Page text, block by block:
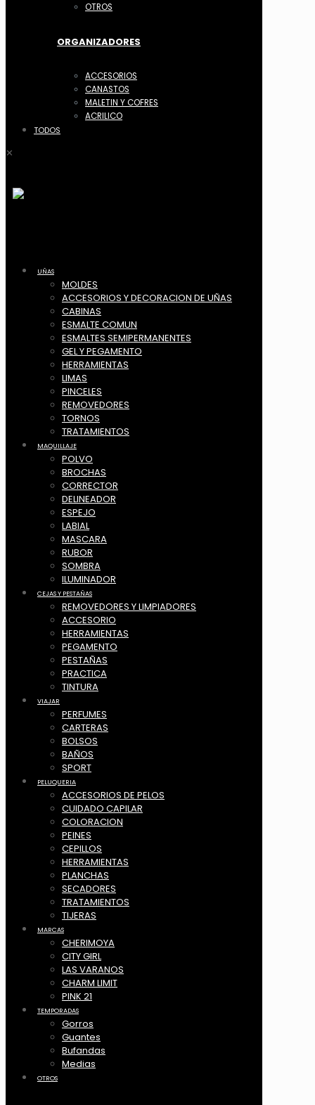
OTROS
ORGANIZADORES
ACCESORIOS
CANASTOS
MALETIN Y COFRES
ACRILICO
TODOS
✕
UÑAS
MOLDES
ACCESORIOS Y DECORACION DE UÑAS
CABINAS
ESMALTE COMUN
ESMALTES SEMIPERMANENTES
GEL Y PEGAMENTO
HERRAMIENTAS
LIMAS
PINCELES
REMOVEDORES
TORNOS
TRATAMIENTOS
MAQUILLAJE
POLVO
BROCHAS
CORRECTOR
DELINEADOR
ESPEJO
LABIAL
MASCARA
RUBOR
SOMBRA
ILUMINADOR
CEJAS Y PESTAÑAS
REMOVEDORES Y LIMPIADORES
ACCESORIO
HERRAMIENTAS
PEGAMENTO
PESTAÑAS
PRACTICA
TINTURA
VIAJAR
PERFUMES
CARTERAS
BOLSOS
BAÑOS
SPORT
PELUQUERIA
ACCESORIOS DE PELOS
CUIDADO CAPILAR
COLORACION
PEINES
CEPILLOS
HERRAMIENTAS
PLANCHAS
SECADORES
TRATAMIENTOS
TIJERAS
MARCAS
CHERIMOYA
CITY GIRL
LAS VARANOS
CHARM LIMIT
PINK 21
TEMPORADAS
Gorros
Guantes
Bufandas
Medias
OTROS